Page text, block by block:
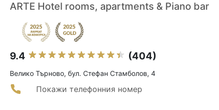
ARTE Hotel rooms, apartments & Piano bar
9.4 (404)
Велико Търново, бул. Стефан Стамболов, 4
Покажи телефонния номер